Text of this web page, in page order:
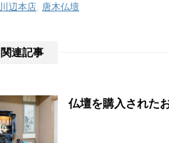
川辺本店 唐木仏壇
関連記事
仏壇を購入された